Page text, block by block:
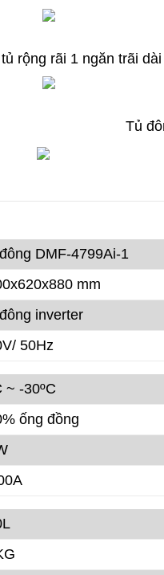
rộng rãi 1 ngăn trãi
Tủ
DMF-4799Ai-1
mm
inverter
50Hz
~ -30ºC
ống đồng